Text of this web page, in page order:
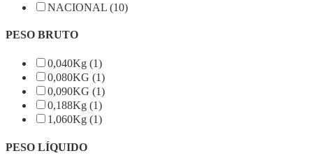
NACIONAL (10)
PESO BRUTO
0,040Kg (1)
0,080KG (1)
0,090KG (1)
0,188Kg (1)
1,060Kg (1)
PESO LÍQUIDO